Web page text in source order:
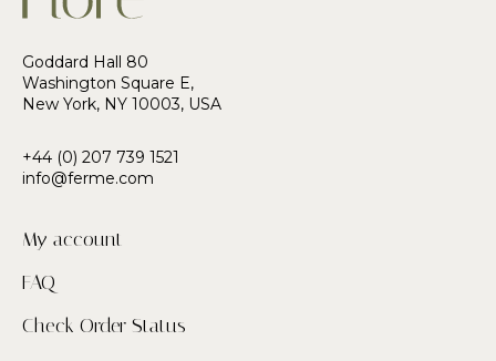
Goddard Hall 80
Washington Square E,
New York, NY 10003, USA
+44 (0) 207 739 1521
info@ferme.com
My account
FAQ
Check Order Status